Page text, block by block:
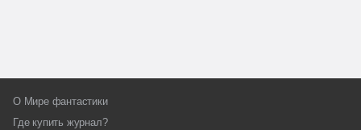
О Мире фантастики
Где купить журнал?